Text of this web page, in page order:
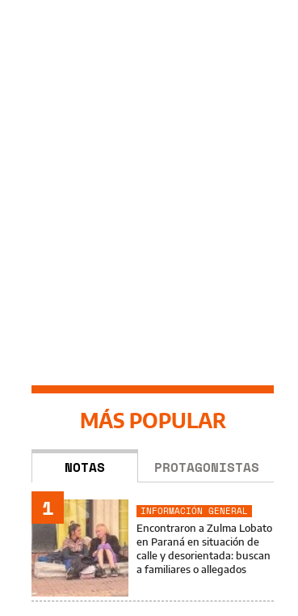
MÁS POPULAR
NOTAS PROTAGONISTAS
1
INFORMACIÓN GENERAL
Encontraron a Zulma Lobato
en Paraná en situación de
calle y desorientada: buscan
a familiares o allegados